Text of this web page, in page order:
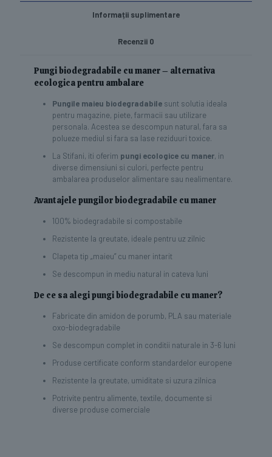
Informații suplimentare
Recenzii 0
Pungi biodegradabile cu maner – alternativa
ecologica pentru ambalare
Pungile maieu biodegradabile sunt solutia ideala
pentru magazine, piete, farmacii sau utilizare
personala. Acestea se descompun natural, fara sa
polueze mediul si fara sa lase reziduuri toxice.
La Stifani, iti oferim pungi ecologice cu maner, in
diverse dimensiuni si culori, perfecte pentru
ambalarea produselor alimentare sau nealimentare.
Avantajele pungilor biodegradabile cu maner
100% biodegradabile si compostabile
Rezistente la greutate, ideale pentru uz zilnic
Clapeta tip „maieu” cu maner intarit
Se descompun in mediu natural in cateva luni
De ce sa alegi pungi biodegradabile cu maner?
Fabricate din amidon de porumb, PLA sau materiale
oxo-biodegradabile
Se descompun complet in conditii naturale in 3-6 luni
Produse certificate conform standardelor europene
Rezistente la greutate, umiditate si uzura zilnica
Potrivite pentru alimente, textile, documente si
diverse produse comerciale